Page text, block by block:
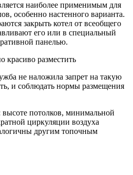
наиболее применимым для
особенно настенного варианта.
закрыть котел от всеобщего
его или в специальный
панелью.
красиво разместить
не наложила запрет на такую
и соблюдать нормы размещения
потолков, минимальной
циркуляции воздуха
другим топочным